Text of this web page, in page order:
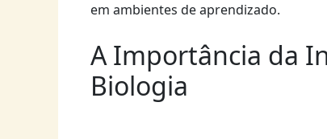
em ambientes de aprendizado.
A Importância da
Biologia